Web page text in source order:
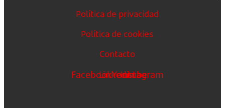
Política de privacidad
Política de cookies
Contacto
FacebookLinkedin
Youtube
Instagram